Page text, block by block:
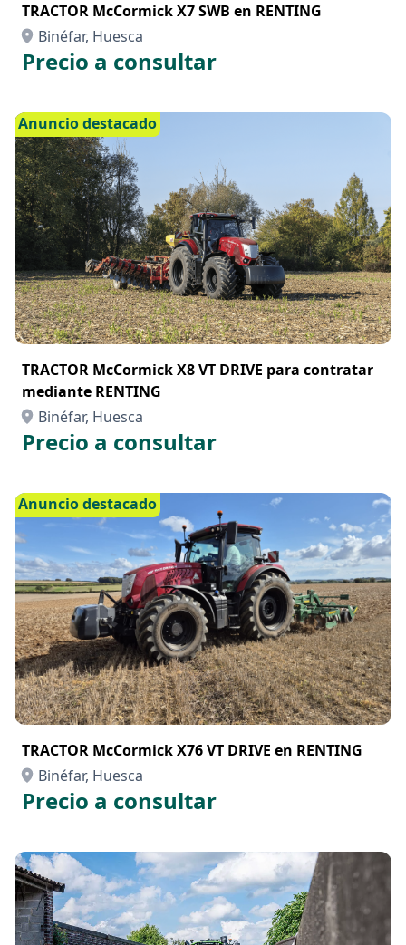
TRACTOR McCormick X7 SWB en RENTING
Binéfar, Huesca
Precio a consultar
Anuncio destacado
TRACTOR McCormick X8 VT DRIVE para contratar
mediante RENTING
Binéfar, Huesca
Precio a consultar
Anuncio destacado
TRACTOR McCormick X76 VT DRIVE en RENTING
Binéfar, Huesca
Precio a consultar